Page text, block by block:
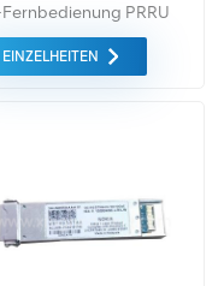
PRRU
jetzt vor dem Kauf
Bitte wenden Sie sich
den aktuellen Preis und
haben,
Sie uns bitte.
EINZELHEITEN